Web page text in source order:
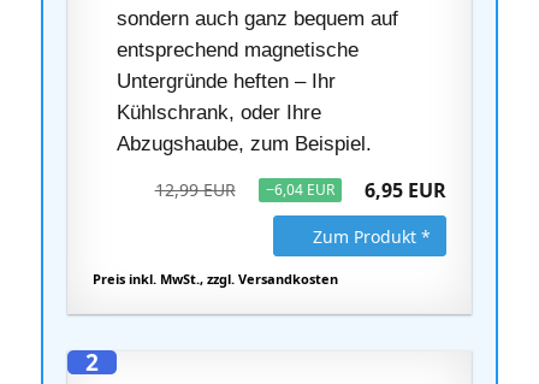
sondern auch ganz bequem auf
entsprechend magnetische
Untergründe heften – Ihr
Kühlschrank, oder Ihre
Abzugshaube, zum Beispiel.
12,99 EUR −6,04 EUR 6,95 EUR
Zum Produkt *
Preis inkl. MwSt., zzgl. Versandkosten
2